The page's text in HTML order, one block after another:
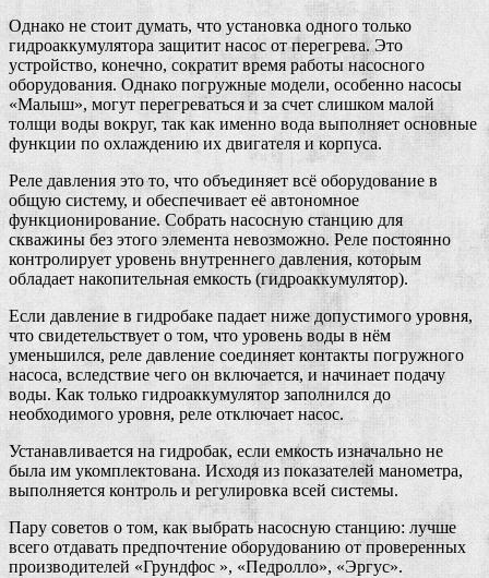
Однако не стоит думать, что установка одного только
гидроаккумулятора защитит насос от перегрева. Это
устройство, конечно, сократит время работы насосного
оборудования. Однако погружные модели, особенно насосы
«Малыш», могут перегреваться и за счет слишком малой
толщи воды вокруг, так как именно вода выполняет основные
функции по охлаждению их двигателя и корпуса.
Реле давления это то, что объединяет всё оборудование в
общую систему, и обеспечивает её автономное
функционирование. Собрать насосную станцию для
скважины без этого элемента невозможно. Реле постоянно
контролирует уровень внутреннего давления, которым
обладает накопительная емкость (гидроаккумулятор).
Если давление в гидробаке падает ниже допустимого уровня,
что свидетельствует о том, что уровень воды в нём
уменьшился, реле давление соединяет контакты погружного
насоса, вследствие чего он включается, и начинает подачу
воды. Как только гидроаккумулятор заполнился до
необходимого уровня, реле отключает насос.
Устанавливается на гидробак, если емкость изначально не
была им укомплектована. Исходя из показателей манометра,
выполняется контроль и регулировка всей системы.
Пару советов о том, как выбрать насосную станцию: лучше
всего отдавать предпочтение оборудованию от проверенных
производителей «Грундфос », «Педролло», «Эргус».